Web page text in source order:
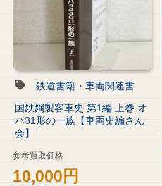
鉄道書籍・車両関連書
国鉄鋼製客車史 第1編 上巻 オ
ハ31形の一族【車両史編さん
会】
参考買取価格
10,000円